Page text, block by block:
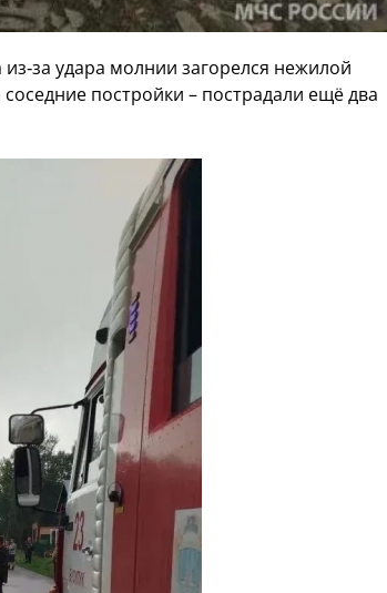
удара молнии загорелся нежилой
постройки – пострадали ещё два